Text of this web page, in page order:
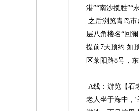
港”“南沙揽胜”“
之后浏览青岛
层八角楼名“回
提前7天预约 如
区莱阳路8号，
A线：游览【石
老人坐于海中，